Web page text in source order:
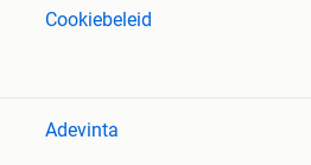
Cookiebeleid
Adevinta